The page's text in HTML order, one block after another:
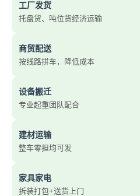
工厂发货
托盘货、吨位货经济运输
商贸配送
按线路拼车，降低成本
设备搬迁
专业起重团队配合
建材运输
整车零担均可发
家具家电
拆装打包+送货上门